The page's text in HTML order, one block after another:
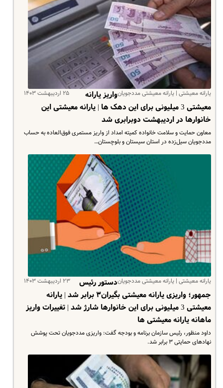
یارانه معیشتی | یارانه معیشتی مددجویان ۲۵ اردیبهشت ۱۴۰۳
واریز یارانه
معیشتی 3 میلیونی برای این دهک ها | یارانه معیشتی این
خانوارها در اردیبهشت دوبرابری شد
معاون حمایت و سلامت خانواده کمیته امداد از واریز مستمری فوق‌العاده به حساب
مددجویان سیل‌زده در استان سیستان و بلوچستان…
یارانه معیشتی | یارانه معیشتی مددجویان ۲۳ اردیبهشت ۱۴۰۳
دستور رئیس
جمهور؛ واریزی یارانه معیشتی بگیران۳ برابر شد | یارانه
معیشتی 3 میلیونی برای این خانوارها شارژ شد | تغییرات واریز
ماهانه یارانه معیشتی ها
داود منظور، رئیس سازمان برنامه و بودجه گفت: واریزی مددجویان تحت پوشش
نهادهای حمایتی ۳ برابر شد.